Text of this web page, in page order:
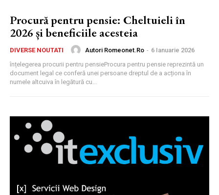
Procură pentru pensie: Cheltuieli în
2026 și beneficiile acesteia
DIVERSE NOUTATI Autori Romeonet.ro - 6 Ianuarie 2026
înțelegerea procurii pentru pensieProcura pentru pensie reprezintă un
document legal ce conferă unei persoane dreptul de a acționa în
numele altcuiva în legătură cu...